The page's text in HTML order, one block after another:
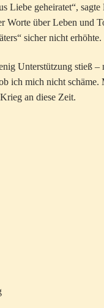
Liebe geheiratet“,
Worte über Leben und
sicher nicht erhöhte.
Unterstützung stieß
ich mich nicht
an diese Zeit.